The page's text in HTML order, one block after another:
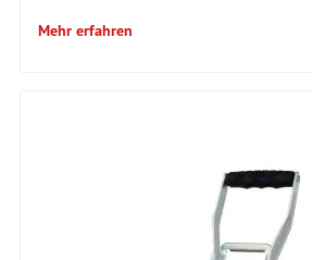
Mehr erfahren